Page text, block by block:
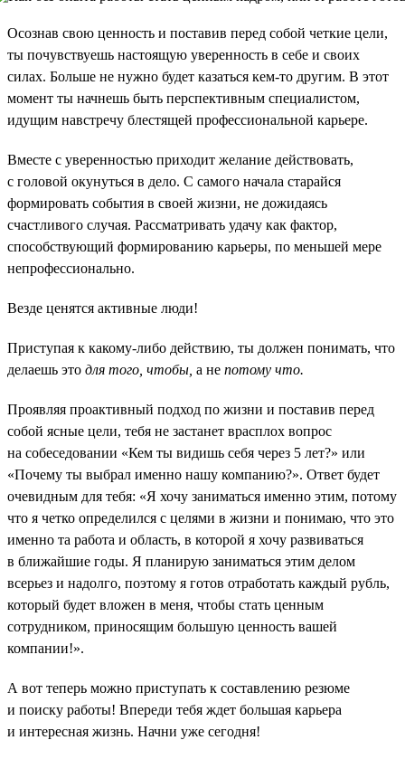
Осознав свою ценность и поставив перед собой четкие цели,
ты почувствуешь настоящую уверенность в себе и своих
силах. Больше не нужно будет казаться кем-то другим. В этот
момент ты начнешь быть перспективным специалистом,
идущим навстречу блестящей профессиональной карьере.
Вместе с уверенностью приходит желание действовать,
с головой окунуться в дело. С самого начала старайся
формировать события в своей жизни, не дожидаясь
счастливого случая. Рассматривать удачу как фактор,
способствующий формированию карьеры, по меньшей мере
непрофессионально.
Везде ценятся активные люди!
Приступая к какому-либо действию, ты должен понимать, что
делаешь это для того, чтобы, а не потому что.
Проявляя проактивный подход по жизни и поставив перед
собой ясные цели, тебя не застанет врасплох вопрос
на собеседовании «Кем ты видишь себя через 5 лет?» или
«Почему ты выбрал именно нашу компанию?». Ответ будет
очевидным для тебя: «Я хочу заниматься именно этим, потому
что я четко определился с целями в жизни и понимаю, что это
именно та работа и область, в которой я хочу развиваться
в ближайшие годы. Я планирую заниматься этим делом
всерьез и надолго, поэтому я готов отработать каждый рубль,
который будет вложен в меня, чтобы стать ценным
сотрудником, приносящим большую ценность вашей
компании!».
А вот теперь можно приступать к составлению резюме
и поиску работы! Впереди тебя ждет большая карьера
и интересная жизнь. Начни уже сегодня!